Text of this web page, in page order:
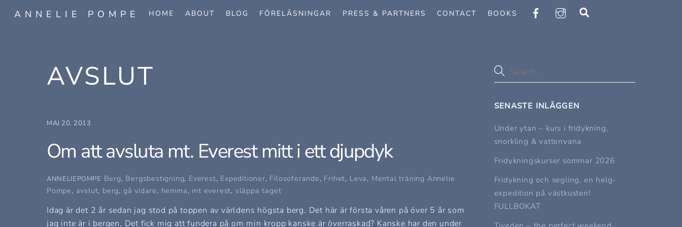
ANNELIE POMPE HOME ABOUT BLOG FÖRELÄSNINGAR PRESS & PARTNERS CONTACT BOOKS
AVSLUT
MAJ 20, 2013
Om att avsluta mt. Everest mitt i ett djupdyk
ANNELIEPOMPE Berg, Bergsbestigning, Everest, Expeditioner, Filosoferande, Frihet, Leva, Mental träning Annelie
Pompe, avslut, berg, gå vidare, hemma, mt everest, släppa taget
Idag är det 2 år sedan jag stod på toppen av världens högsta berg. Det här är första våren på över 5 år som
jag inte är i bergen. Det fick mig att fundera på om min kropp kanske är överraskad? Kanske har den under
SENASTE INLÄGGEN
Under ytan – kurs i fridykning,
snorkling & vattenvana
Fridykningskurser sommar 2026
Fridykning och segling, en helg-
expedition på västkusten!
FULLBOKAT